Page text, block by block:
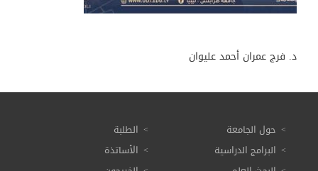
د. فرج عمران أحمد عليوان
حول الجامعة
البرامج الدراسية
الطلبة
الأساتذة